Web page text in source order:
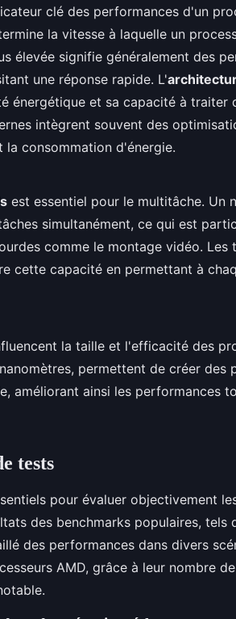
clé des performances d'un
la vitesse à laquelle un
élevée signifie généralement des
une réponse rapide. L'
énergétique et sa capacité à traiter
intègrent souvent des
consommation d'énergie.
est essentiel pour le multitâche. Un
simultanément, ce qui est
comme le montage vidéo. Les
cette capacité en permettant à
la taille et l'efficacité des
permettent de créer des
améliorant ainsi les performances
tests
pour évaluer objectivement
des benchmarks populaires, tels
des performances dans divers
AMD, grâce à leur nombre